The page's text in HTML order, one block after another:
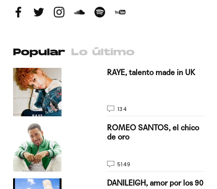
Popular Lo último
RAYE, talento made in UK
134
ROMEO SANTOS, el chico
de oro
5149
DANILEIGH, amor por los 90